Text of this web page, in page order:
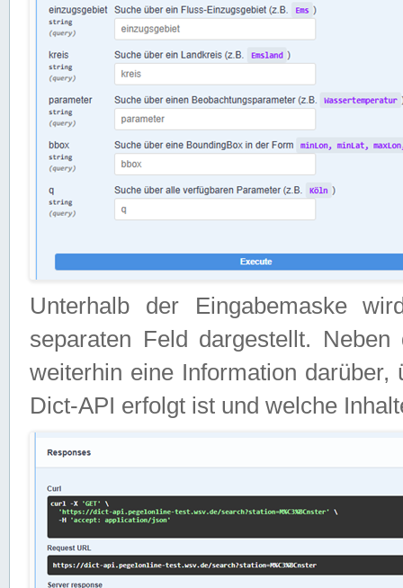
Unterhalb der Eingabemaske
separaten Feld dargestellt.
weiterhin eine Information
Dict-API erfolgt ist und welche